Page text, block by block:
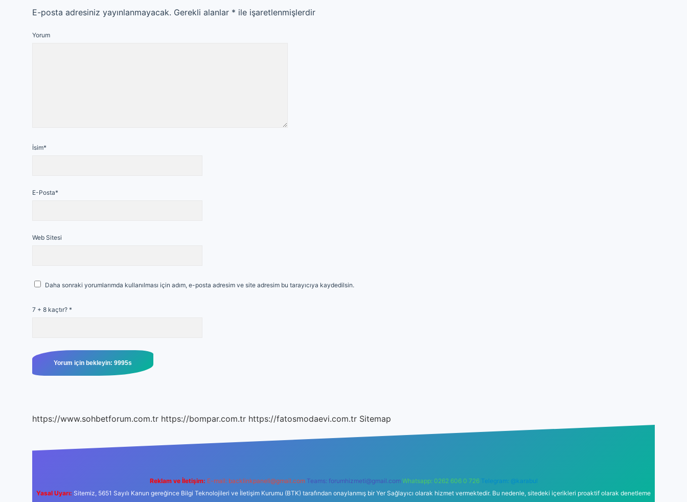
E-posta adresiniz yayınlanmayacak. Gerekli alanlar * ile işaretlenmişlerdir
Yorum
İsim*
E-Posta*
Web Sitesi
Daha sonraki yorumlarımda kullanılması için adım, e-posta adresim ve site adresim bu tarayıcıya kaydedilsin.
7 + 8 kaçtır? *
https://www.sohbetforum.com.tr https://bompar.com.tr https://fatosmodaevi.com.tr Sitemap
Reklam ve İletişim: E-mail: backlinkpaneli@gmail.com Teams: forumhizmeti@gmail.com Whatsapp: 0262 606 0 726 Telegram: @karabul
Yasal Uyarı: Sitemiz, 5651 Sayılı Kanun gereğince Bilgi Teknolojileri ve İletişim Kurumu (BTK) tarafından onaylanmış bir Yer Sağlayıcı olarak hizmet vermektedir. Bu nedenle, sitedeki içerikleri proaktif olarak denetleme